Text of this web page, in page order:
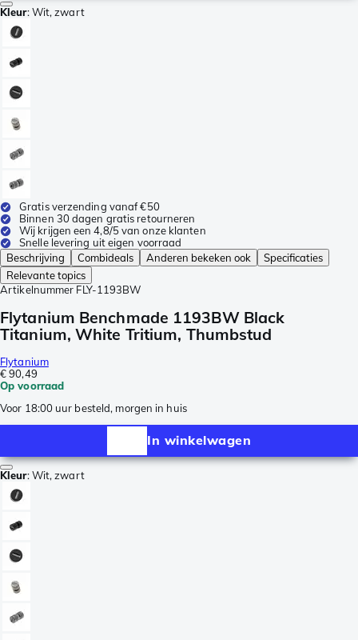
Kleur:Wit, zwart
Gratis verzending vanaf €50
Binnen 30 dagen gratis retourneren
Wij krijgen een 4,8/5 van onze klanten
Snelle levering uit eigen voorraad
Beschrijving
Combideals Anderen bekeken ook
Specificaties
Relevante topics
Artikelnummer FLY-1193BW
Flytanium Benchmade 1193BW Black
Titanium, White Tritium, Thumbstud
Flytanium
€ 90,49
Op voorraad
Voor 18:00 uur besteld, morgen in huis
In winkelwagen
Kleur:Wit, zwart